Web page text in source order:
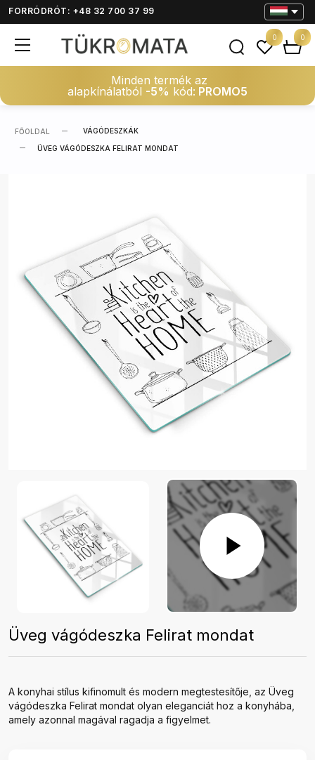
FORRÓDRÓT: +48 32 700 37 99
Minden termék az
alapkínálatból -5% kód: PROMO5
0 0
FŐOLDAL VÁGÓDESZKÁK
ÜVEG VÁGÓDESZKA FELIRAT MONDAT
Üveg vágódeszka Felirat mondat
A konyhai stílus kifinomult és modern megtestesítője, az Üveg
vágódeszka Felirat mondat olyan eleganciát hoz a konyhába,
amely azonnal magával ragadja a figyelmet.